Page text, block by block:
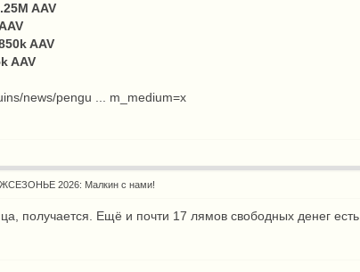
AAV
AAV
AAV
news/pengu ... m_medium=x
2026: Малкин с нами!
получается. Ещё и почти 17 лямов свободных денег есть.